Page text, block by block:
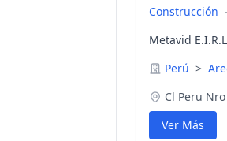
Construcción
Metavid
Perú >
Cl Peru
Ver Más